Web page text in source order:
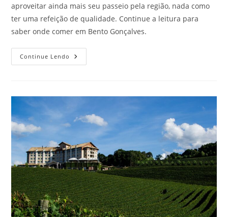
aproveitar ainda mais seu passeio pela região, nada como
ter uma refeição de qualidade. Continue a leitura para
saber onde comer em Bento Gonçalves.
Continue Lendo Saiba
Onde
RS!